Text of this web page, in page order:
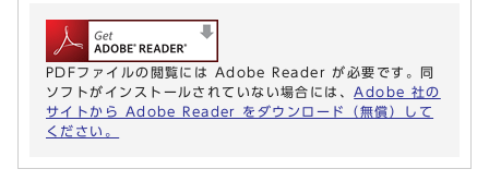
PDFファイルの閲覧には Adobe Reader が必要です。同
ソフトがインストールされていない場合には、 Adobe 社の
サイトから Adobe Reader をダウンロード（無償）して
ください。